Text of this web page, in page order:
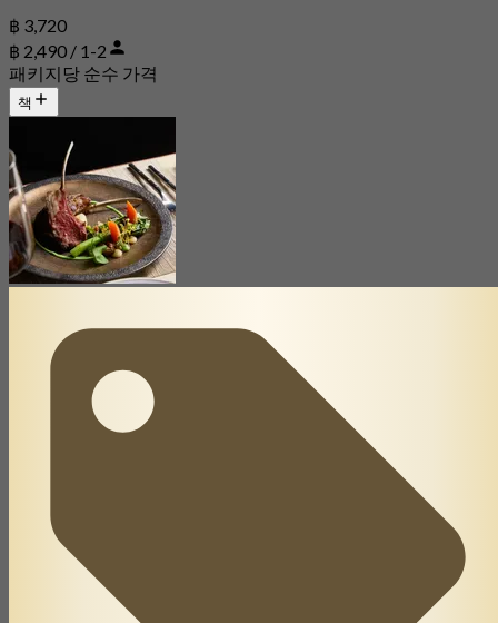
฿ 3,720
฿ 2,490 / 1-2
패키지당 순수 가격
책